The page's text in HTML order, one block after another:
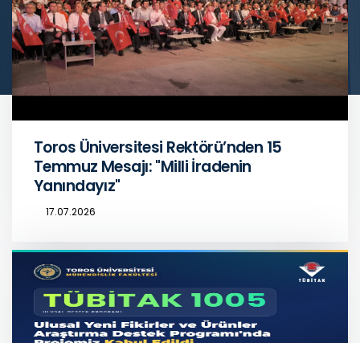
Toros Üniversitesi Rektörü’nden 15
Temmuz Mesajı: "Milli İradenin
Yanındayız"
17.07.2026